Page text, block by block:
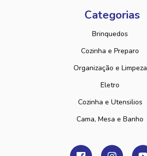
Categorias
Brinquedos
Cozinha e Preparo
Organização e Limpeza
Eletro
Cozinha e Utensilios
Cama, Mesa e Banho